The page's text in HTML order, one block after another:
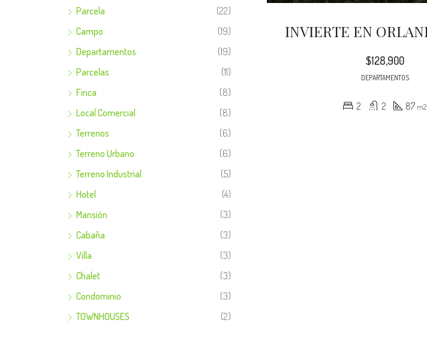
$128,900
DEPARTAMENTOS
2 2 87 m2
Parcela
(22)
Campo
(19)
Departamentos
(19)
Parcelas
(11)
Finca
(8)
Local Comercial
(8)
Terrenos
(6)
Terreno Urbano
(6)
Terreno Industrial
(5)
Hotel
(4)
Mansión
(3)
Cabaña
(3)
Villa
(3)
Chalet
(3)
Condominio
(3)
TOWNHOUSES
(2)